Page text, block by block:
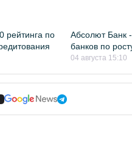
рейтинга по
Абсолют Банк
банков по
04 августа 15:10